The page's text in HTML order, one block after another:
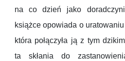
na co dzień jako
książce opowiada o
która połączyła ją z tym
ta skłania do